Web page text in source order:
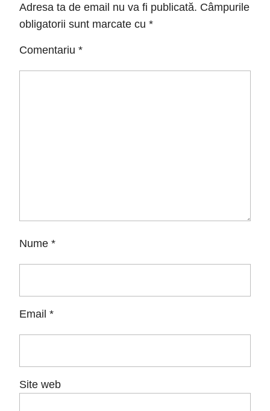
Adresa ta de email nu va fi publicată. Câmpurile
obligatorii sunt marcate cu *
Comentariu *
Nume *
Email *
Site web